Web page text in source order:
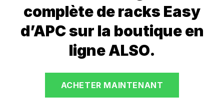
complète de racks Easy
d’APC sur la boutique en
ligne ALSO.
ACHETER MAINTENANT